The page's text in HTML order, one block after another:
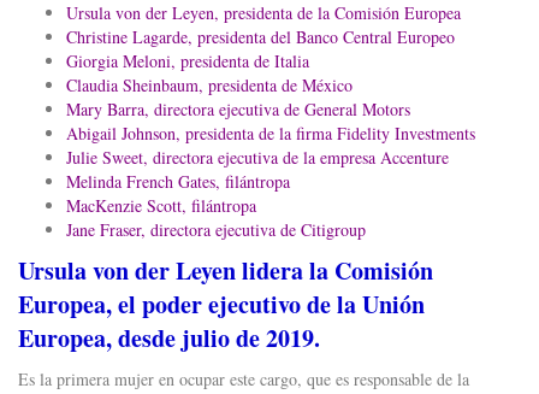
Ursula von der Leyen, presidenta de la Comisión Europea
Christine Lagarde, presidenta del Banco Central Europeo
Giorgia Meloni, presidenta de Italia
Claudia Sheinbaum, presidenta de México
Mary Barra, directora ejecutiva de General Motors
Abigail Johnson, presidenta de la firma Fidelity Investments
Julie Sweet, directora ejecutiva de la empresa Accenture
Melinda French Gates, filántropa
MacKenzie Scott, filántropa
Jane Fraser, directora ejecutiva de Citigroup
Ursula von der Leyen lidera la Comisión
Europea, el poder ejecutivo de la Unión
Europea, desde julio de 2019.
Es la primera mujer en ocupar este cargo, que es responsable de la